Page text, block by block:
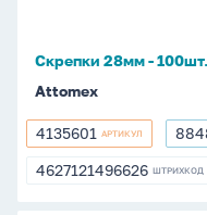
Скрепки 28мм -
Attomex
4135601
4135601 АРТИКУЛ
4627121496626
4627121496626 ШТРИХКОД